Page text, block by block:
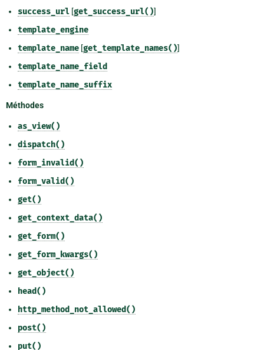
success_url [get_success_url()]
template_engine
template_name [get_template_names()]
template_name_field
template_name_suffix
Méthodes
as_view()
dispatch()
form_invalid()
form_valid()
get()
get_context_data()
get_form()
get_form_kwargs()
get_object()
head()
http_method_not_allowed()
post()
put()